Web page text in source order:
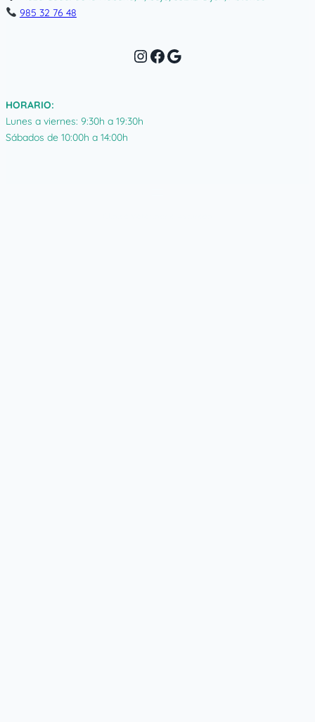
985 32 76 48
InstagramFacebook Google
HORARIO:
Lunes a viernes: 9:30h a 19:30h
Sábados de 10:00h a 14:00h